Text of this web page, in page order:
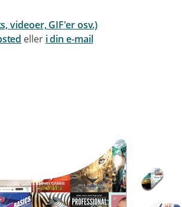
videoer, GIF'er osv.)
eller i din e-mail